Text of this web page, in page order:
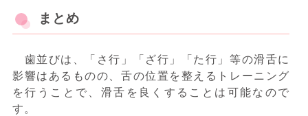
まとめ
歯並びは、「さ行」「ざ行」「た行」等の滑舌に
影響はあるものの、舌の位置を整えるトレーニング
を行うことで、滑舌を良くすることは可能なので
す。